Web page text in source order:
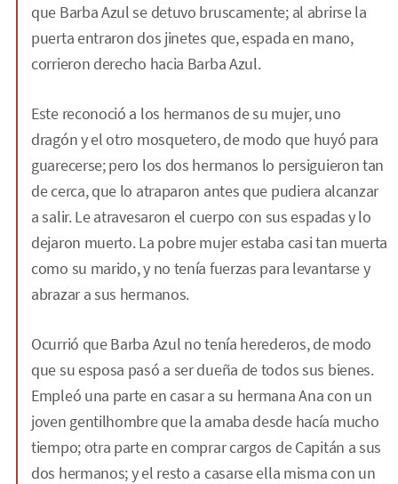
que Barba Azul se detuvo bruscamente; al abrirse la
puerta entraron dos jinetes que, espada en mano,
corrieron derecho hacia Barba Azul.
Este reconoció a los hermanos de su mujer, uno
dragón y el otro mosquetero, de modo que huyó para
guarecerse; pero los dos hermanos lo persiguieron tan
de cerca, que lo atraparon antes que pudiera alcanzar
a salir. Le atravesaron el cuerpo con sus espadas y lo
dejaron muerto. La pobre mujer estaba casi tan muerta
como su marido, y no tenía fuerzas para levantarse y
abrazar a sus hermanos.
Ocurrió que Barba Azul no tenía herederos, de modo
que su esposa pasó a ser dueña de todos sus bienes.
Empleó una parte en casar a su hermana Ana con un
joven gentilhombre que la amaba desde hacía mucho
tiempo; otra parte en comprar cargos de Capitán a sus
dos hermanos; y el resto a casarse ella misma con un